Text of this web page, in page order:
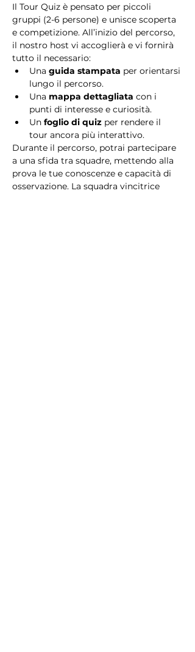
Il Tour Quiz è pensato per piccoli
gruppi (2-6 persone) e unisce scoperta
e competizione. All’inizio del percorso,
il nostro host vi accoglierà e vi fornirà
tutto il necessario:
Una guida stampata per orientarsi
lungo il percorso.
Una mappa dettagliata con i
punti di interesse e curiosità.
Un foglio di quiz per rendere il
tour ancora più interattivo.
Durante il percorso, potrai partecipare
a una sfida tra squadre, mettendo alla
prova le tue conoscenze e capacità di
osservazione. La squadra vincitrice